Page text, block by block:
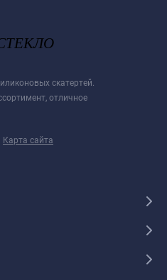
скатертей.
отличное
Карта сайта